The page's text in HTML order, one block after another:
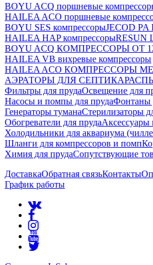
BOYU ACQ поршневые
HAILEA ACO поршневые
BOYU SES компрессорыJECOD
HAILEA HAP компрессорыRESUN
BOYU ACQ КОМПРЕССОРЫ ОТ
HAILEA VB вихревые компрессоры
HAILEA ACO КОМПРЕССОРЫ
АЭРАТОРЫ ДЛЯ СЕПТИКА
Фильтры для прудаОсвещение для
Насосы и помпы для прудаФонтаны
Генераторы туманаСтерилизаторы
Обогреватели для прудаАксессуары
Холодильники для аквариума
Шланги для компрессоров и помп
Химия для прудаСопутствующие
ДоставкаОбратная связьКонтакты
График работы